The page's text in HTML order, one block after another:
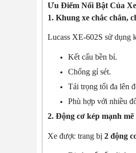
Ưu Điểm Nổi Bật Của
1. Khung xe chắc chắn,
Lucass XE-602S sử dụng
Kết cấu bền bỉ.
Chống gỉ sét.
Tải trọng tối đa lên
Phù hợp với nhiều
2. Động cơ kép mạnh mẽ
Xe được trang bị 2 động